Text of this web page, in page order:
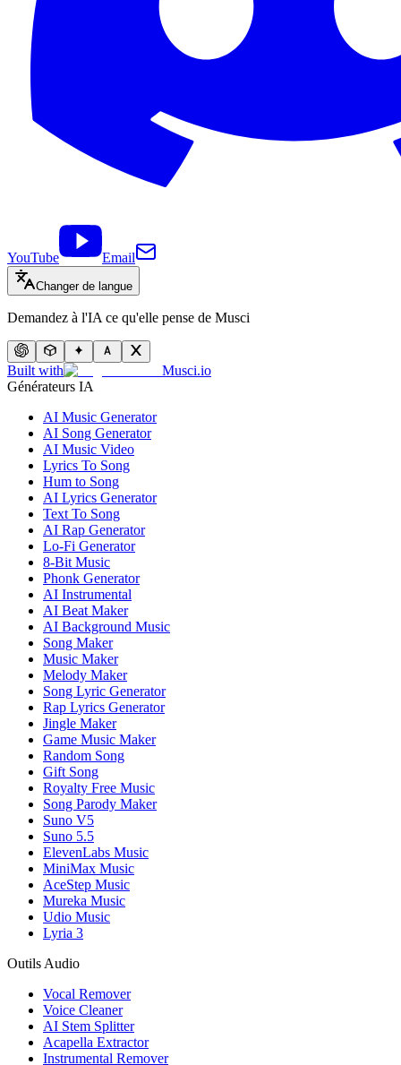
YouTube Email
Changer de langue
Demandez à l'IA ce qu'elle pense de Musci
Built with
Musci.io
Générateurs IA
AI Music Generator
AI Song Generator
AI Music Video
Lyrics To Song
Hum to Song
AI Lyrics Generator
Text To Song
AI Rap Generator
Lo-Fi Generator
8-Bit Music
Phonk Generator
AI Instrumental
AI Beat Maker
AI Background Music
Song Maker
Music Maker
Melody Maker
Song Lyric Generator
Rap Lyrics Generator
Jingle Maker
Game Music Maker
Random Song
Gift Song
Royalty Free Music
Song Parody Maker
Suno V5
Suno 5.5
ElevenLabs Music
MiniMax Music
AceStep Music
Mureka Music
Udio Music
Lyria 3
Outils Audio
Vocal Remover
Voice Cleaner
AI Stem Splitter
Acapella Extractor
Instrumental Remover